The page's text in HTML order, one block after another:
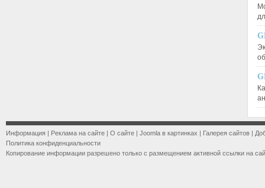
Информация | Реклама на сайте | О сайте | Joomla в картинках | Галерея сайтов |
Политика конфиденциальности
Копирование информации разрешено только с размещением активной ссылки на